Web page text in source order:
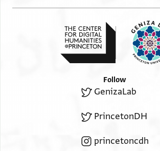
Follow
GenizaLab
PrincetonDH
princetoncdh